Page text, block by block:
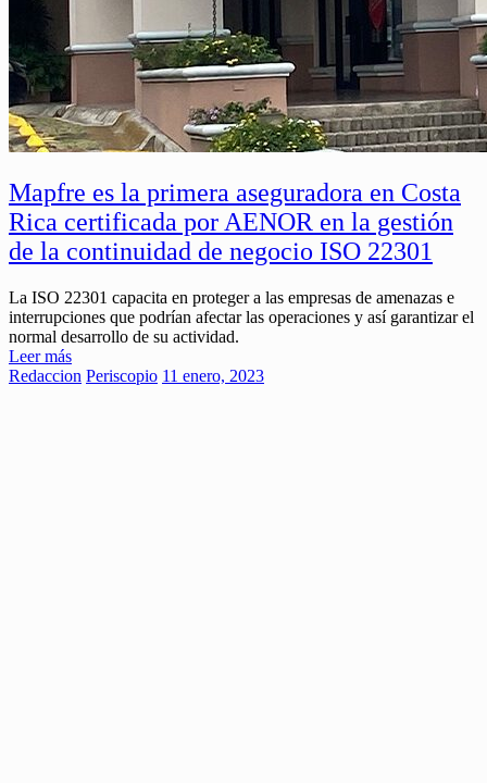
Mapfre es la primera aseguradora en Costa
Rica certificada por AENOR en la gestión
de la continuidad de negocio ISO 22301
La ISO 22301 capacita en proteger a las empresas de amenazas e
interrupciones que podrían afectar las operaciones y así garantizar el
normal desarrollo de su actividad.
Leer más
Redaccion Periscopio 11 enero, 2023